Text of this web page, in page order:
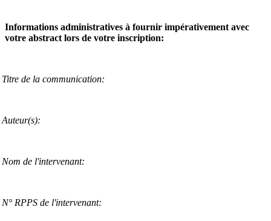
Informations administratives à fournir impérativement avec
votre abstract lors de votre inscription:
Titre de la communication:
Auteur(s):
Nom de l'intervenant:
N° RPPS de l'intervenant: